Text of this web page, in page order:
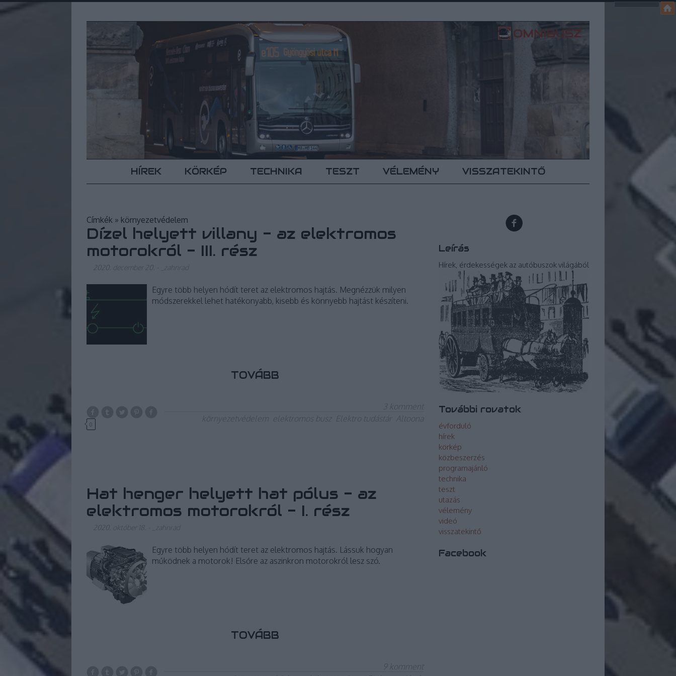
HÍREK KÖRKÉP TECHNIKA TESZT VÉLEMÉNY VISSZATEKINTŐ
Címkék » környezetvédelem
Dízel helyett villany - az elektromos
motorokról - III. rész
2020. december 20.
Egyre több helyen hódít teret az elektromos hajtás. Megnézzük milyen
módszerekkel lehet hatékonyabb, kisebb és könnyebb hajtást készíteni.
TOVÁBB
0
3 komment
környezetvédelem
elektromos busz Elektro tudástár Altoona
Hat henger helyett hat pólus - az
elektromos motorokról - I. rész
2020. október 18.
Egyre több helyen hódít teret az elektromos hajtás. Lássuk hogyan
működnek a motorok! Elsőre az aszinkron motorokról lesz szó.
TOVÁBB
9 komment
Leírás
Hírek, érdekességek az autóbuszok világából
További rovatok
évforduló
hírek
körkép
közbeszerzés
programajánló
technika
teszt
utazás
vélemény
videó
visszatekintő
Facebook